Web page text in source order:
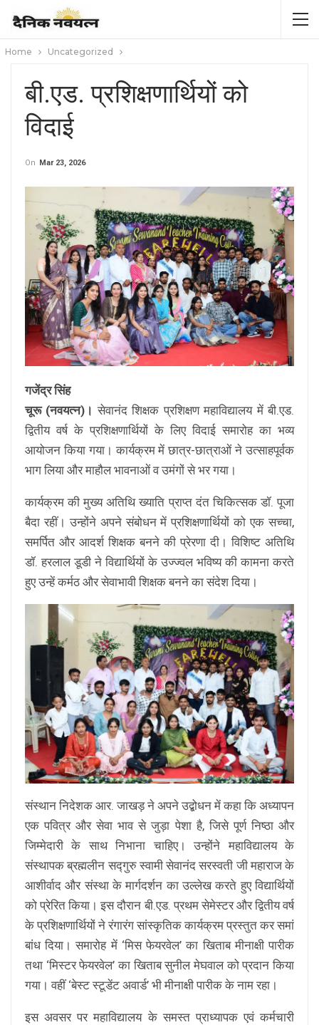
Home Uncategorized
बी.एड. प्रशिक्षणार्थियों को
विदाई
On Mar 23, 2026
गजेंद्र सिंह
चूरू (नवयत्न)। सेवानंद शिक्षक प्रशिक्षण महाविद्यालय में बी.एड.
द्वितीय वर्ष के प्रशिक्षणार्थियों के लिए विदाई समारोह का भव्य
आयोजन किया गया। कार्यक्रम में छात्र-छात्राओं ने उत्साहपूर्वक
भाग लिया और माहौल भावनाओं व उमंगों से भर गया।
कार्यक्रम की मुख्य अतिथि ख्याति प्राप्त दंत चिकित्सक डॉ. पूजा
बैदा रहीं। उन्होंने अपने संबोधन में प्रशिक्षणार्थियों को एक सच्चा,
समर्पित और आदर्श शिक्षक बनने की प्रेरणा दी। विशिष्ट अतिथि
डॉ. हरलाल डूडी ने विद्यार्थियों के उज्ज्वल भविष्य की कामना करते
हुए उन्हें कर्मठ और सेवाभावी शिक्षक बनने का संदेश दिया।
संस्थान निदेशक आर. जाखड़ ने अपने उद्बोधन में कहा कि अध्यापन
एक पवित्र और सेवा भाव से जुड़ा पेशा है, जिसे पूर्ण निष्ठा और
जिम्मेदारी के साथ निभाना चाहिए। उन्होंने महाविद्यालय के
संस्थापक ब्रह्मलीन सद्गुरु स्वामी सेवानंद सरस्वती जी महाराज के
आशीर्वाद और संस्था के मार्गदर्शन का उल्लेख करते हुए विद्यार्थियों
को प्रेरित किया। इस दौरान बी.एड. प्रथम सेमेस्टर और द्वितीय वर्ष
के प्रशिक्षणार्थियों ने रंगारंग सांस्कृतिक कार्यक्रम प्रस्तुत कर समां
बांध दिया। समारोह में ‘मिस फेयरवेल’ का खिताब मीनाक्षी पारीक
तथा ‘मिस्टर फेयरवेल’ का खिताब सुनील मेघवाल को प्रदान किया
गया। वहीं ‘बेस्ट स्टूडेंट अवार्ड’ भी मीनाक्षी पारीक के नाम रहा।
इस अवसर पर महाविद्यालय के समस्त प्राध्यापक एवं कर्मचारी